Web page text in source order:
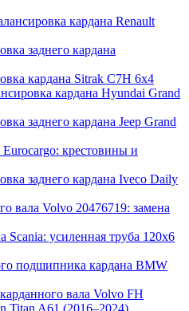
кардана Renault
заднего кардана
кардана Sitrak C7H 6x4
кардана Hyundai Grand
заднего кардана Jeep Grand
крестовины и
заднего кардана Iveco Daily
вала Volvo 20476719: замена
Scania: усиленная труба 120х6
подшипника кардана BMW
вала Volvo FH
Titan A61 (2016–2024)